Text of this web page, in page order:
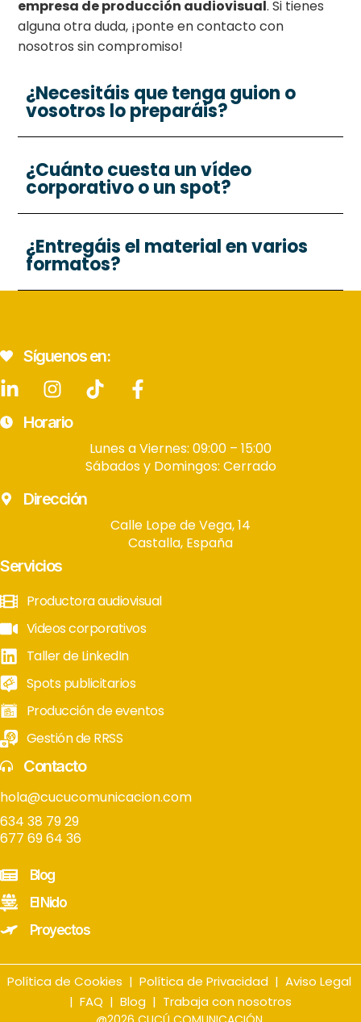
empresa de producción audiovisual. Si tienes
alguna otra duda, ¡ponte en contacto con
nosotros sin compromiso!
¿Necesitáis que tenga guion o
vosotros lo preparáis?
¿Cuánto cuesta un vídeo
corporativo o un spot?
¿Entregáis el material en varios
formatos?
Síguenos en:
Horario
Lunes a Viernes: 09:00 – 15:00
Sábados y Domingos: Cerrado
Dirección
Calle Lope de Vega, 14
Castalla, España
Servicios
Productora audiovisual
Videos corporativos
Taller de LinkedIn
Spots publicitarios
Producción de eventos
Gestión de RRSS
Contacto
hola@cucucomunicacion.com
634 38 79 29
677 69 64 36
Blog
El Nido
Proyectos
Política de Cookies | Política de Privacidad| Aviso Legal
| FAQ | Blog | Trabaja con nosotros